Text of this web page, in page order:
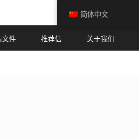
文件 推荐信 关于我们
简体中文